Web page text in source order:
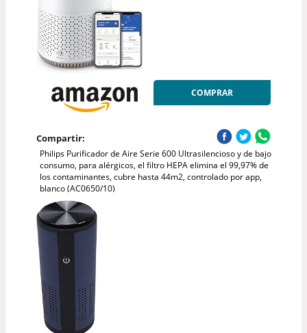
COMPRAR
Compartir:
Philips Purificador de Aire Serie 600 Ultrasilencioso y de bajo
consumo, para alérgicos, el filtro HEPA elimina el 99,97% de
los contaminantes, cubre hasta 44m2, controlado por app,
blanco (AC0650/10)